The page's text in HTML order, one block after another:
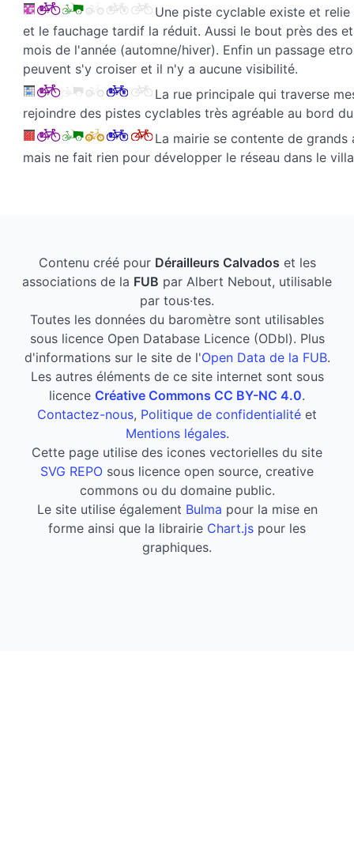
Une piste cyclable existe et
et le fauchage tardif la réduit. Aussi le bout près des
mois de l'année (automne/hiver). Enfin un passage
peuvent s'y croiser et il n'y a aucune visibilité.
La rue principale qui traverse
rejoindre des pistes cyclables très agréable au bord
La mairie se contente de
mais ne fait rien pour développer le réseau dans le
Contenu créé pour Dérailleurs Calvados et les
associations de la FUB par Albert Nebout, utilisable
par tous·tes.
Toutes les données du baromètre sont utilisables
sous licence Open Database Licence (ODbl). Plus
d'informations sur le site de l'Open Data de la FUB.
Les autres éléments de ce site internet sont sous
licence Créative Commons CC BY-NC 4.0.
Contactez-nous, Politique de confidentialité et
Mentions légales.
Cette page utilise des icones vectorielles du site
SVG REPO sous licence open source, creative
commons ou du domaine public.
Le site utilise également Bulma pour la mise en
forme ainsi que la librairie Chart.js pour les
graphiques.